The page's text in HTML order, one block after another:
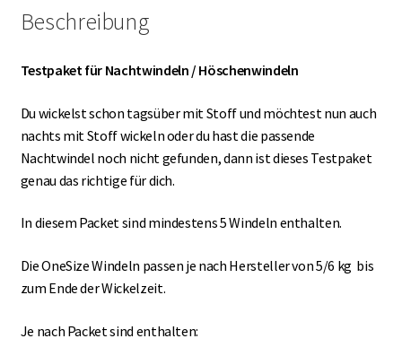
Beschreibung
Testpaket für Nachtwindeln / Höschenwindeln
Du wickelst schon tagsüber mit Stoff und möchtest nun auch
nachts mit Stoff wickeln oder du hast die passende
Nachtwindel noch nicht gefunden, dann ist dieses Testpaket
genau das richtige für dich.
In diesem Packet sind mindestens 5 Windeln enthalten.
Die OneSize Windeln passen je nach Hersteller von 5/6 kg bis
zum Ende der Wickelzeit.
Je nach Packet sind enthalten: